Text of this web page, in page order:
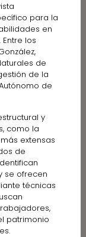
para la
en
los
de
de la
de
y
como la
extensas
de
se ofrecen
técnicas
patrimonio